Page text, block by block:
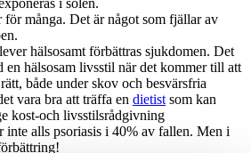
för många. Det är något som fjällar av
hälsosamt förbättras sjukdomen. Det
en hälsosam livsstil när det kommer till att
både under skov och besvärsfria
vara bra att träffa en dietist som kan
kost-och livsstilsrådgivning
inte alls psoriasis i 40% av fallen. Men i